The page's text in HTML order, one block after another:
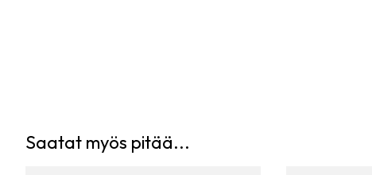
Saatat myös pitää...